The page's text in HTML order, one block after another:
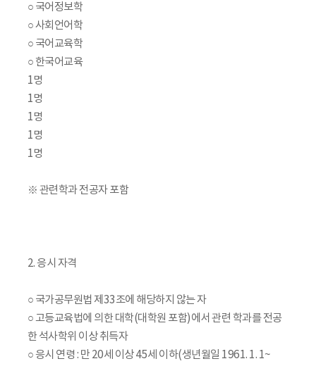
○ 국어정보학
○ 사회언어학
○ 국어교육학
○ 한국어교육
1명
1명
1명
1명
1명
※ 관련학과 전공자 포함
2. 응시 자격
○ 국가공무원법 제33조에 해당하지 않는 자
○ 고등교육법에 의한 대학(대학원 포함)에서 관련 학과를 전공
한 석사학위 이상 취득자
○ 응시 연령 : 만 20세 이상 45세 이하(생년월일 1961. 1. 1~